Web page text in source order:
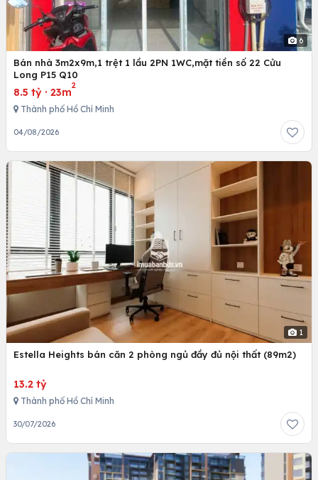
6
Bán nhà 3m2x9m,1 trệt 1 lầu 2PN 1WC,mặt tiền số 22 Cửu
Long P15 Q10
8.5 tỷ · 23m
2
Thành phố Hồ Chí Minh
04/08/2026
1
Estella Heights bán căn 2 phòng ngủ đầy đủ nội thất (89m2)
13.2 tỷ
Thành phố Hồ Chí Minh
30/07/2026